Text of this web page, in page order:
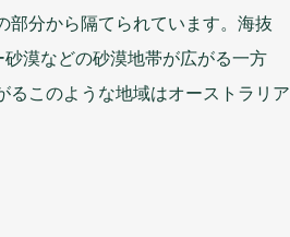
部分から 隔てられています。 海抜
砂漠などの砂漠地帯が広がる一方
るこのような地域はオーストラリア